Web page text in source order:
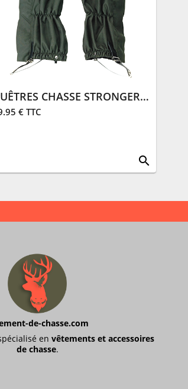
GUÊTRES CHASSE STRONGER | KAKI
€ TTC
search
de-chasse.com
envêtements et accessoires
de chasse.